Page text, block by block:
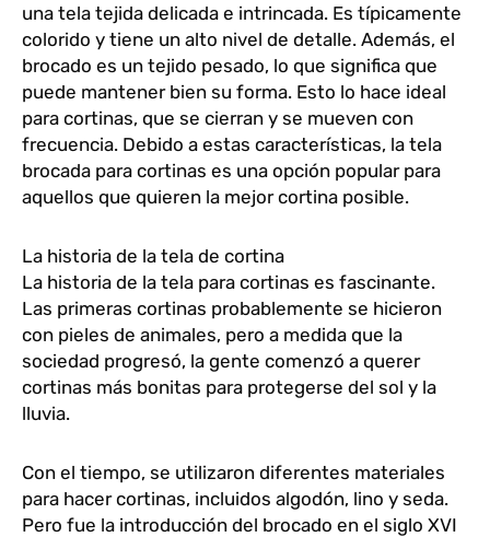
una tela tejida delicada e intrincada. Es típicamente
colorido y tiene un alto nivel de detalle. Además, el
brocado es un tejido pesado, lo que significa que
puede mantener bien su forma. Esto lo hace ideal
para cortinas, que se cierran y se mueven con
frecuencia. Debido a estas características, la tela
brocada para cortinas es una opción popular para
aquellos que quieren la mejor cortina posible.
La historia de la tela de cortina
La historia de la tela para cortinas es fascinante.
Las primeras cortinas probablemente se hicieron
con pieles de animales, pero a medida que la
sociedad progresó, la gente comenzó a querer
cortinas más bonitas para protegerse del sol y la
lluvia.
Con el tiempo, se utilizaron diferentes materiales
para hacer cortinas, incluidos algodón, lino y seda.
Pero fue la introducción del brocado en el siglo XVI